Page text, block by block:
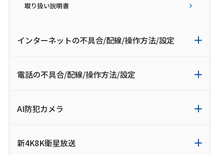
取り扱い説明書
インターネットの不具合/配線/操作方法/設定
電話の不具合/配線/操作方法/設定
AI防犯カメラ
新4K8K衛星放送